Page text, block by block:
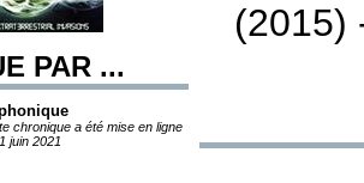
PAR ...
chronique a été mise en ligne
juin 2021